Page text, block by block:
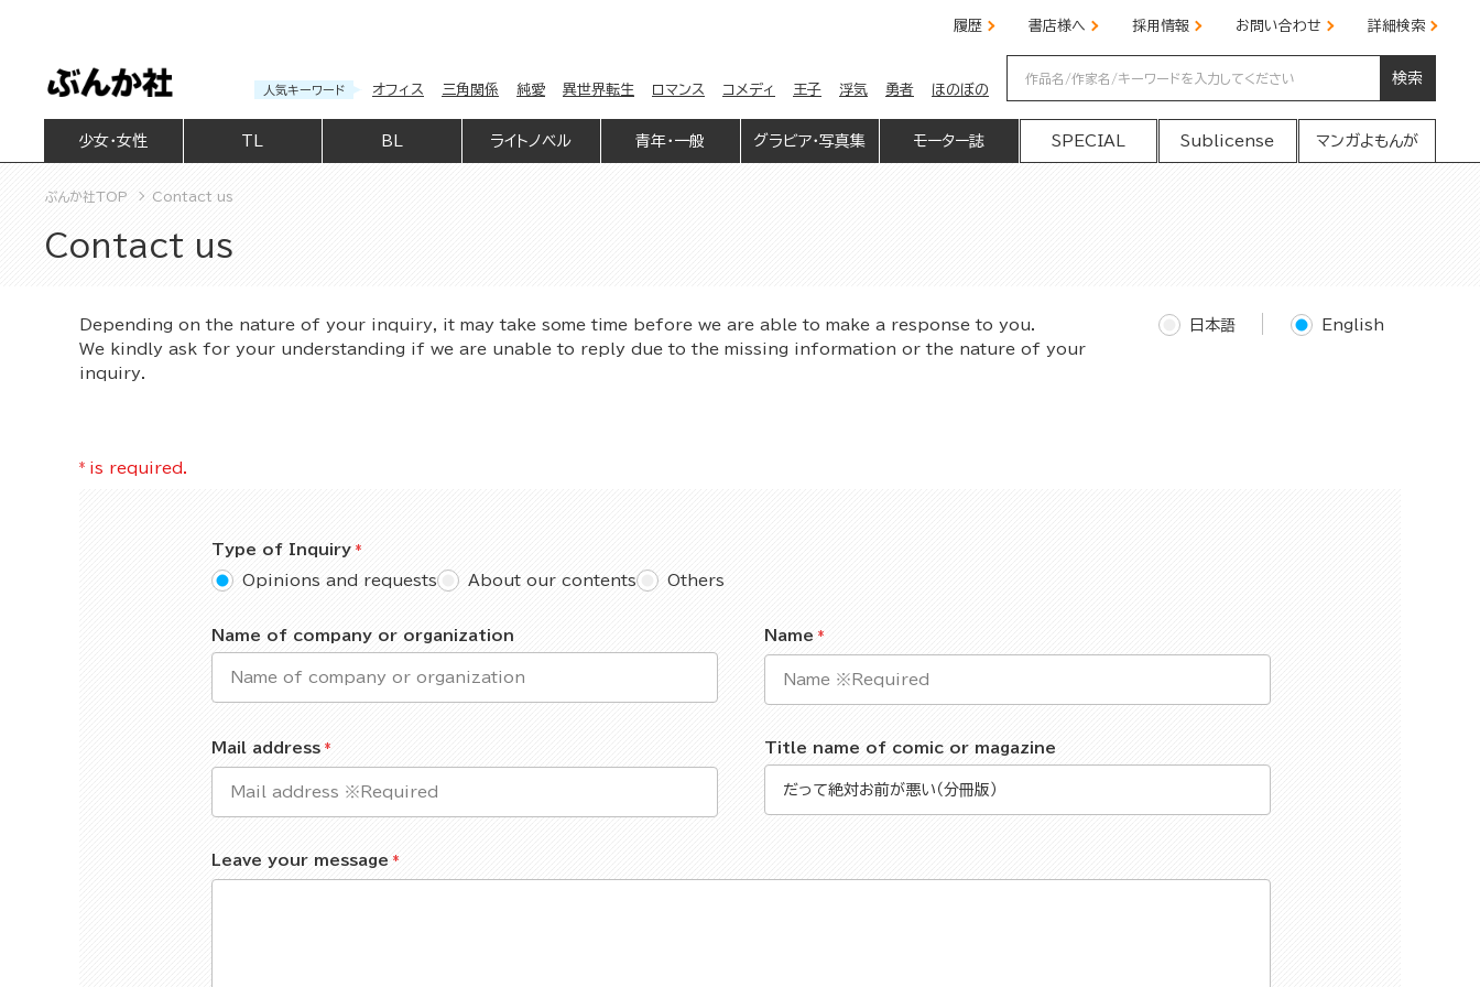
履歴 書店様へ 採用情報 お問い合わせ 詳細検索
人気キーワード オフィス 三角関係 純愛 異世界転生 ロマンス コメディ 王子 浮気 勇者 ほのぼの
検索
少女・女性 BL ライトノベル 青年・一般 グラビア・写真集 モーター誌 SPECIAL Sublicense マンガよもんが
ぶんか社TOP Contact us
Contact us
Depending on the nature of your inquiry, it may take some time before we are able to make a response to you.
We kindly ask for your understanding if we are unable to reply due to the missing information or the nature of your
inquiry.
日本語 English
* is required.
Type of Inquiry
Opinions and requests
About our contents Others
Name of company or organization Name
Mail address Title name of comic or magazine
Leave your message